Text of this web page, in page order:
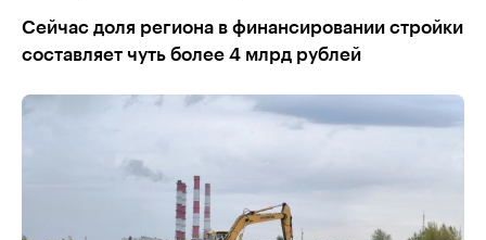
Сейчас доля региона в финансировании стройки
составляет чуть более 4 млрд рублей